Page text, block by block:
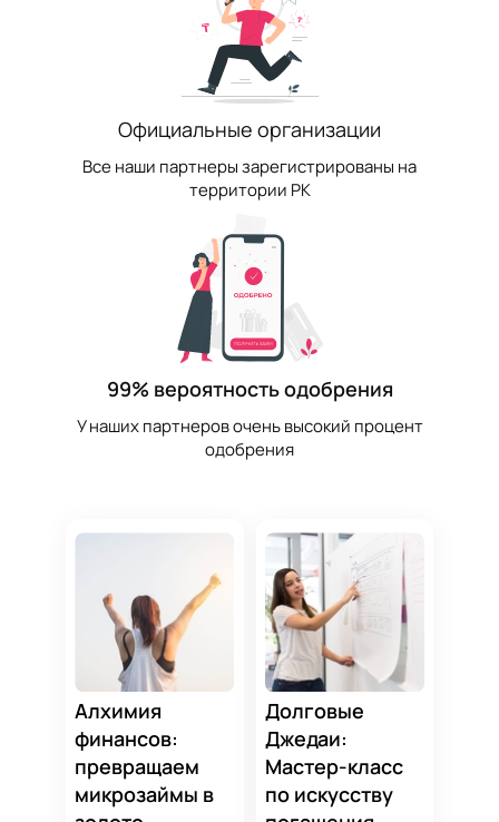
Официальные организации
Все наши партнеры зарегистрированы на
территории РК
99% вероятность одобрения
У наших партнеров очень высокий процент
одобрения
Алхимия
финансов:
превращаем
микрозаймы в
Долговые
Джедаи:
Мастер-класс
по искусству